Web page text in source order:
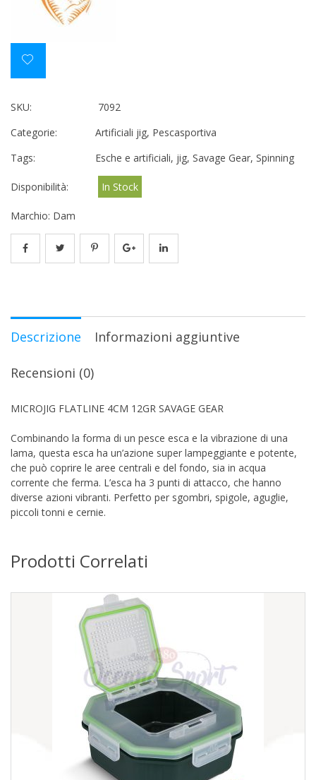
SKU:
7092
Categorie:
Artificiali jig, Pescasportiva
Tags:
Esche e artificiali, jig, Savage Gear, Spinning
Disponibilità: In Stock
Marchio: Dam
Descrizione Informazioni aggiuntive
Recensioni (0)
MICROJIG FLATLINE 4CM 12GR SAVAGE GEAR
Combinando la forma di un pesce esca e la vibrazione di una
lama, questa esca ha un’azione super lampeggiante e potente,
che può coprire le aree centrali e del fondo, sia in acqua
corrente che ferma. L’esca ha 3 punti di attacco, che hanno
diverse azioni vibranti. Perfetto per sgombri, spigole, aguglie,
piccoli tonni e cernie.
Prodotti Correlati